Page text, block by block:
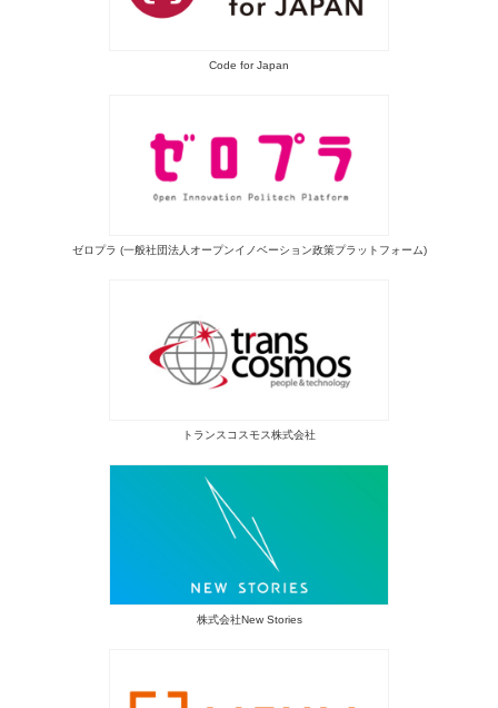
Code for Japan
ゼロプラ (一般社団法人オープンイノベーション政策プラットフォーム)
トランスコスモス株式会社
株式会社New Stories